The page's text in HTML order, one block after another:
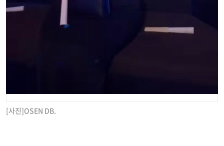
[사진]OSEN DB.